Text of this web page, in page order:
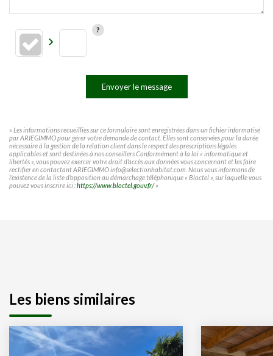
Envoyer le message
« Les informations recueillies sur ce formulaire sont enregistrées dans un fichier informatisé
par ARIEGIMMO pour gérer votre demande de contact. Elles sont conservées pour la durée
nécessaire à la gestion de la relation client dans le respect des prescriptions légales
applicables et sont destinées à nos conseillers Conformément à la loi « informatique et
libertés », vous pouvez exercer votre droit d'accès aux données vous concernant et les faire
rectifier en contactant ARIEGIMMO info@selectionhabitat.com. Nous vous informons de
l'existence de la liste d'opposition au démarchage téléphonique « Bloctel », sur laquelle vous
pouvez vous inscrire ici :https://www.bloctel.gouv.fr/»
Les biens similaires